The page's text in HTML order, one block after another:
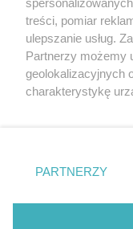
Marzec
Nie zapomnij
zapoznać się z:
polityką
Twojemiasto
Piekary Śląskie
Chorzów
Tarnowskie Góry
Gliwice
treści, pomiar
ulepszanie usług.
Partnerzy możemy
geolokalizacyjnych
charakterystykę
zmienić/wycofać
znajdujący się w
rodzaje
użytkownika, ale
PARTNERZY